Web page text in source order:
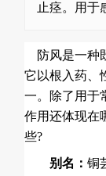
止痉。用于
防风是一种
它以根入药、
一。除了用于
作用还体现在
些?
别名： 铜